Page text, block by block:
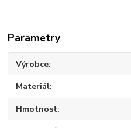
Parametry
Výrobce
Materiál
Hmotnost